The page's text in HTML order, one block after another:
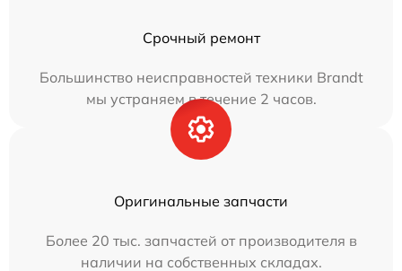
Срочный ремонт
Большинство неисправностей техники Brandt
мы устраняем в течение 2 часов.
Оригинальные запчасти
Более 20 тыс. запчастей от производителя в
наличии на собственных складах.